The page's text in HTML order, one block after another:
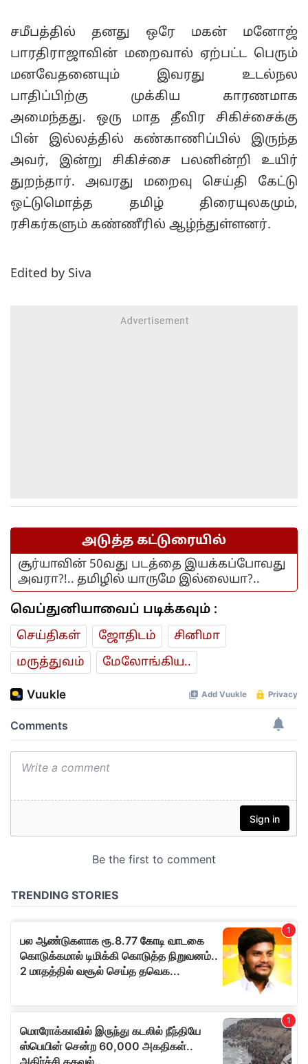
சமீபத்தில் தனது ஒரே மகன் மனோஜ்
பாரதிராஜாவின் மறைவால் ஏற்பட்ட பெரும்
மனவேதனையும் இவரது உடல்நல
பாதிப்பிற்கு முக்கிய காரணமாக
அமைந்தது. ஒரு மாத தீவிர சிகிச்சைக்கு
பின் இல்லத்தில் கண்காணிப்பில் இருந்த
அவர், இன்று சிகிச்சை பலனின்றி உயிர்
துறந்தார். அவரது மறைவு செய்தி கேட்டு
ஒட்டுமொத்த தமிழ் திரையுலகமும்,
ரசிகர்களும் கண்ணீரில் ஆழ்ந்துள்ளனர்.
Edited by Siva
அவரா?!.. தமிழில் யாருமே இல்லையா?..
மரு‌த்துவ‌ம்
மேலோங்கிய..